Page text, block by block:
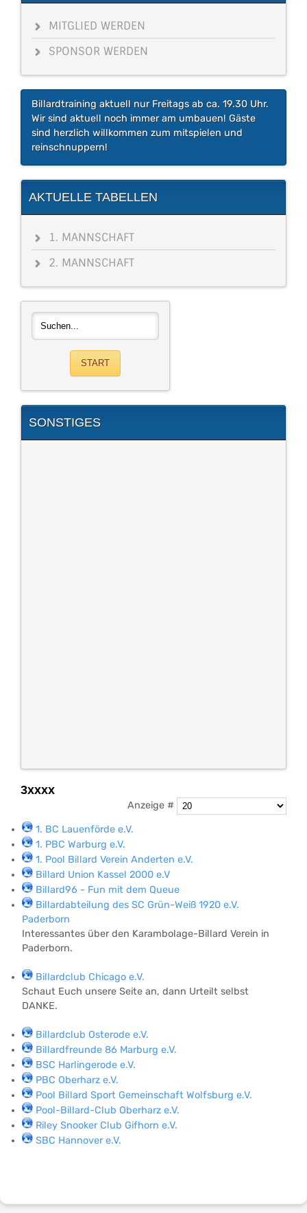
MITGLIED WERDEN
SPONSOR WERDEN
Billardtraining aktuell nur Freitags ab ca. 19.30 Uhr.
Wir sind aktuell noch immer am umbauen! Gäste
sind herzlich willkommen zum mitspielen und
reinschnuppern!
AKTUELLE TABELLEN
1. MANNSCHAFT
2. MANNSCHAFT
SONSTIGES
3xxxx
Anzeige #
1. BC Lauenförde e.V.
1. PBC Warburg e.V.
1. Pool Billard Verein Anderten e.V.
Billard Union Kassel 2000 e.V
Billard96 - Fun mit dem Queue
Billardabteilung des SC Grün-Weiß 1920 e.V.
Paderborn
Interessantes über den Karambolage-Billard Verein in
Paderborn.
Billardclub Chicago e.V.
Schaut Euch unsere Seite an, dann Urteilt selbst
DANKE.
Billardclub Osterode e.V.
Billardfreunde 86 Marburg e.V.
BSC Harlingerode e.V.
PBC Oberharz e.V.
Pool Billard Sport Gemeinschaft Wolfsburg e.V.
Pool-Billard-Club Oberharz e.V.
Riley Snooker Club Gifhorn e.V.
SBC Hannover e.V.